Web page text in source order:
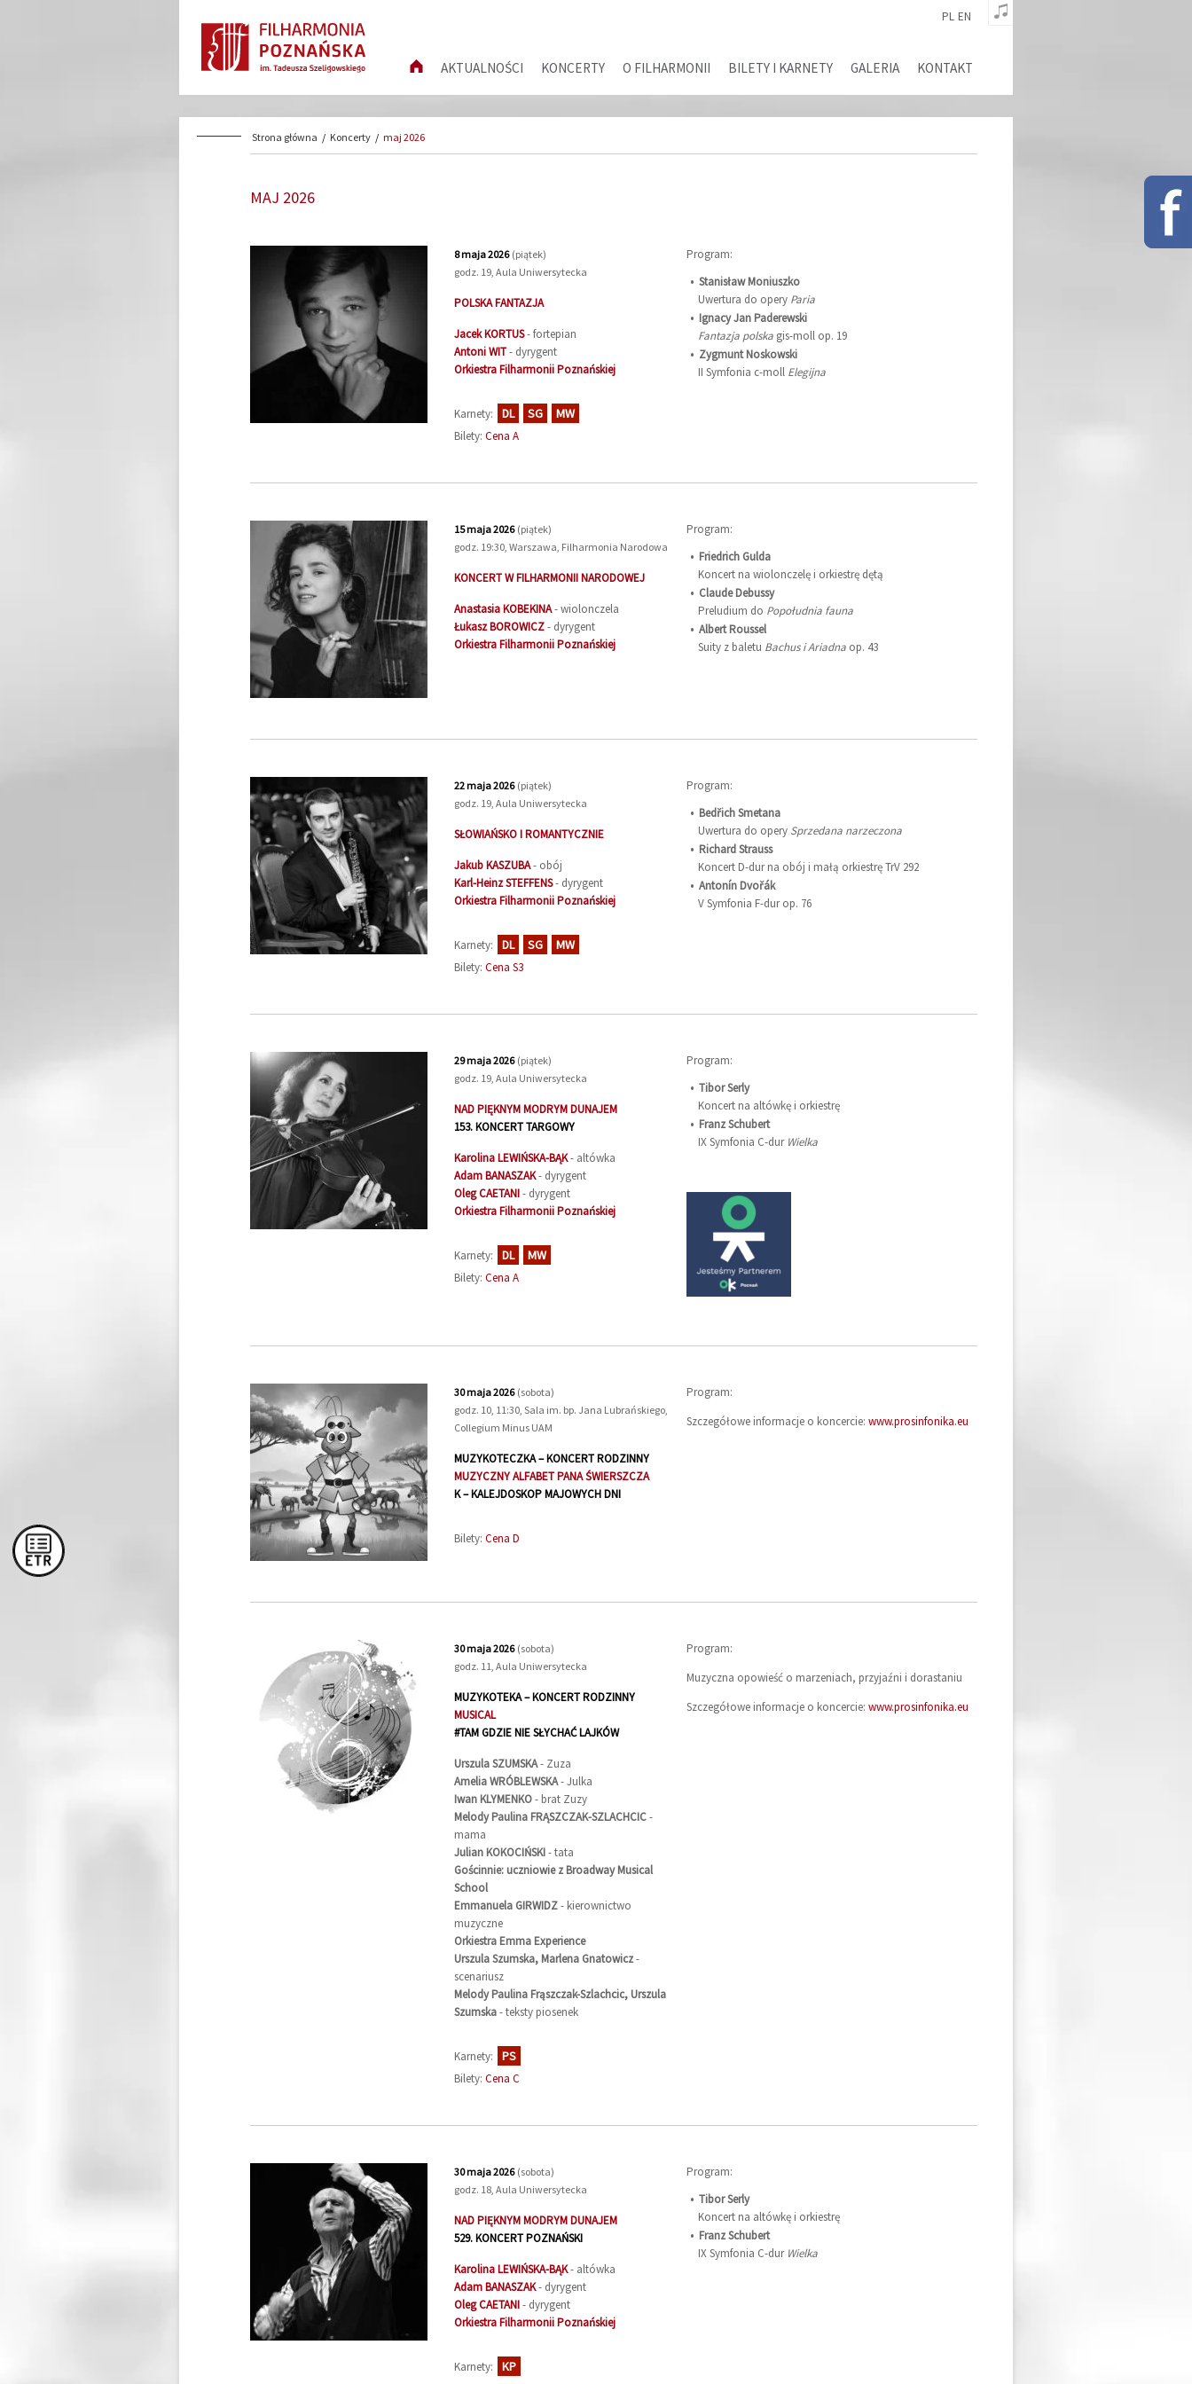
PL EN
AKTUALNOŚCI KONCERTY O FILHARMONII BILETY I KARNETY GALERIA KONTAKT
Strona główna / Koncerty / maj 2026
MAJ 2026
8 maja 2026 (piątek)
godz. 19, Aula Uniwersytecka
POLSKA FANTAZJA
JacekKORTUS- fortepian
AntoniWIT- dyrygent
Orkiestra Filharmonii Poznańskiej
Karnety: DL SG MW
Bilety: Cena A
Program:
Stanisław Moniuszko
Uwertura do opery Paria
Ignacy Jan Paderewski
Fantazja polska gis-moll op. 19
Zygmunt Noskowski
II Symfonia c-moll Elegijna
15 maja 2026 (piątek)
godz. 19:30, Warszawa, Filharmonia Narodowa
KONCERT W FILHARMONII NARODOWEJ
AnastasiaKOBEKINA- wiolonczela
ŁukaszBOROWICZ- dyrygent
Orkiestra Filharmonii Poznańskiej
Program:
Friedrich Gulda
Koncert na wiolonczelę i orkiestrę dętą
Claude Debussy
Preludium do Popołudnia fauna
Albert Roussel
Suity z baletu Bachus i Ariadna op. 43
22 maja 2026 (piątek)
godz. 19, Aula Uniwersytecka
SŁOWIAŃSKO I ROMANTYCZNIE
JakubKASZUBA- obój
Karl-HeinzSTEFFENS- dyrygent
Orkiestra Filharmonii Poznańskiej
Karnety: DL SG MW
Bilety: Cena S3
Program:
Bedřich Smetana
Uwertura do opery Sprzedana narzeczona
Richard Strauss
Koncert D-dur na obój i małą orkiestrę TrV 292
Antonín Dvořák
V Symfonia F-dur op. 76
29 maja 2026 (piątek)
godz. 19, Aula Uniwersytecka
NAD PIĘKNYM MODRYM DUNAJEM
153. KONCERT TARGOWY
KarolinaLEWIŃSKA-BĄK- altówka
AdamBANASZAK- dyrygent
OlegCAETANI- dyrygent
Orkiestra Filharmonii Poznańskiej
Karnety: DL MW
Bilety: Cena A
Program:
Tibor Serly
Koncert na altówkę i orkiestrę
Franz Schubert
IX Symfonia C-dur Wielka
30 maja 2026 (sobota)
godz. 10, 11:30, Sala im. bp. Jana Lubrańskiego,
Collegium Minus UAM
MUZYKOTECZKA – KONCERT RODZINNY
MUZYCZNY ALFABET PANA ŚWIERSZCZA
K – KALEJDOSKOP MAJOWYCH DNI
Bilety: Cena D
Program:
Szczegółowe informacje o koncercie: www.prosinfonika.eu
30 maja 2026 (sobota)
godz. 11, Aula Uniwersytecka
MUZYKOTEKA – KONCERT RODZINNY
MUSICAL
#TAM GDZIE NIE SŁYCHAĆ LAJKÓW
UrszulaSZUMSKA- Zuza
AmeliaWRÓBLEWSKA- Julka
Iwan KLYMENKO- brat Zuzy
Melody Paulina FRĄSZCZAK-SZLACHCIC-
mama
Julian KOKOCIŃSKI- tata
Gościnnie: uczniowie z Broadway Musical
School
Emmanuela GIRWIDZ- kierownictwo
muzyczne
Orkiestra Emma Experience
Urszula Szumska, Marlena Gnatowicz-
scenariusz
Melody Paulina Frąszczak-Szlachcic, Urszula
Szumska- teksty piosenek
Karnety: PS
Bilety: Cena C
Program:
Muzyczna opowieść o marzeniach, przyjaźni i dorastaniu
Szczegółowe informacje o koncercie: www.prosinfonika.eu
30 maja 2026 (sobota)
godz. 18, Aula Uniwersytecka
NAD PIĘKNYM MODRYM DUNAJEM
529. KONCERT POZNAŃSKI
KarolinaLEWIŃSKA-BĄK- altówka
AdamBANASZAK- dyrygent
OlegCAETANI- dyrygent
Orkiestra Filharmonii Poznańskiej
Karnety: KP
Program:
Tibor Serly
Koncert na altówkę i orkiestrę
Franz Schubert
IX Symfonia C-dur Wielka